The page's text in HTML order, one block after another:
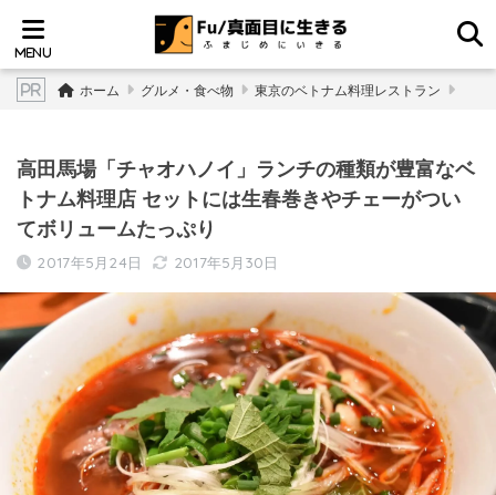
ホーム グルメ・食べ物 東京のベトナム料理レストラン
高田馬場「チャオハノイ」ランチの種類が豊富なベ
トナム料理店 セットには生春巻きやチェーがつい
てボリュームたっぷり
2017年5月24日 2017年5月30日